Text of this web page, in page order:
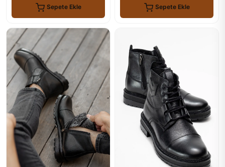
Sepete Ekle Sepete Ekle